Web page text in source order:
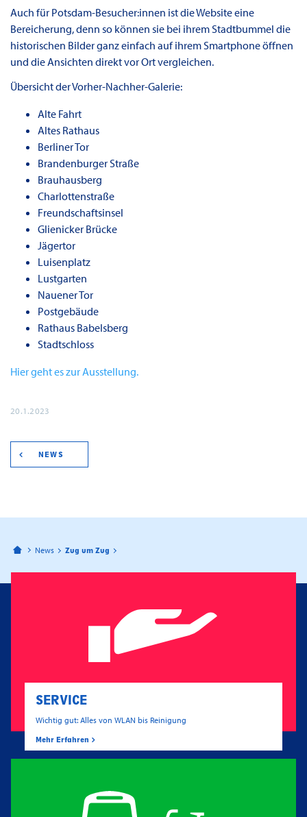
Auch für Potsdam-Besucher:innen ist die Website eine
Bereicherung, denn so können sie bei ihrem Stadtbummel die
historischen Bilder ganz einfach auf ihrem Smartphone öffnen
und die Ansichten direkt vor Ort vergleichen.
Übersicht der Vorher-Nachher-Galerie:
Alte Fahrt
Altes Rathaus
Berliner Tor
Brandenburger Straße
Brauhausberg
Charlottenstraße
Freundschaftsinsel
Glienicker Brücke
Jägertor
Luisenplatz
Lustgarten
Nauener Tor
Postgebäude
Rathaus Babelsberg
Stadtschloss
Hier geht es zur Ausstellung.
20.1.2023
NEWS
Bahnhofspassagen Potsdam
News Zug um Zug
SERVICE
Wichtig gut: Alles von WLAN bis Reinigung
Mehr Erfahren